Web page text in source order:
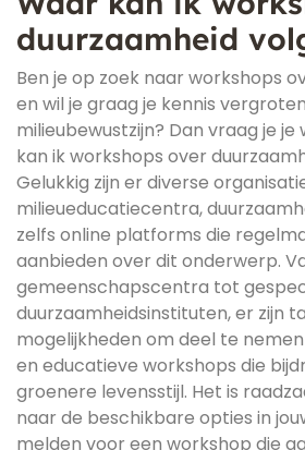
duurzaamheid
Ben je op zoek naar workshops
en wil je graag je kennis
milieubewustzijn? Dan vraag je
kan ik workshops over
Gelukkig zijn er diverse
milieueducatiecentra,
zelfs online platforms die
aanbieden over dit onderwerp.
gemeenschapscentra tot
duurzaamheidsinstituten, er zijn
mogelijkheden om deel te
en educatieve workshops die
groenere levensstijl. Het is
naar de beschikbare opties in
melden voor een workshop die